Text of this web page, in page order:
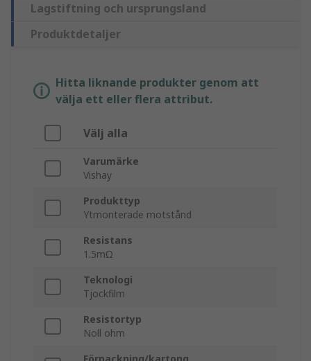
Lagstiftning och ursprungsland
Produktdetaljer
Hitta liknande produkter genom att
välja ett eller flera attribut.
Välj alla
Varumärke
Vishay
Produkttyp
Ytmonterade motstånd
Resistans
1.5mΩ
Teknologi
Tjockfilm
Resistortyp
Noll ohm